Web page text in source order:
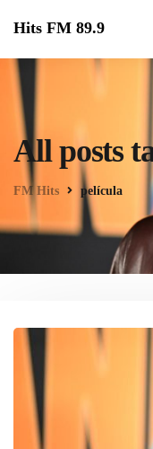
Hits FM 89.9
All posts
FM Hits película